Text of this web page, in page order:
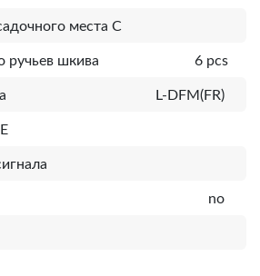
места C
ручьев шкива 6 pcs
L-DFM(FR)
no